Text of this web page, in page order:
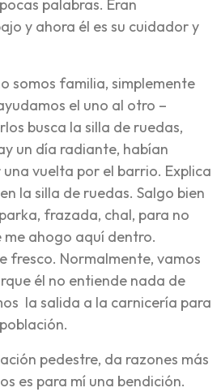
palabras. Eran
y ahora él es su cuidador y
somos familia, simplemente
el uno al otro –
busca la silla de ruedas,
un día radiante, habían
vuelta por el barrio. Explica
la silla de ruedas. Salgo bien
frazada, chal, para no
me ahogo aquí dentro.
fresco. Normalmente, vamos
él no entiende nada de
la salida a la carnicería para
pedestre, da razones más
es para mí una bendición.